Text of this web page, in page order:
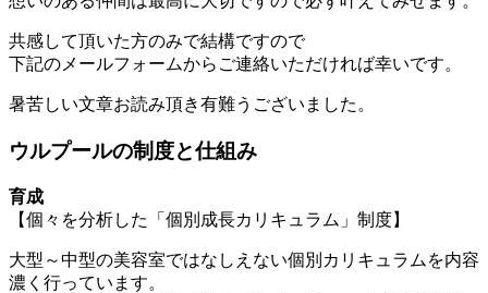
共感して頂いた方のみで結構ですので
下記のメールフォームからご連絡いただければ幸いです。
暑苦しい文章お読み頂き有難うございました。
ウルプールの制度と仕組み
育成
【個々を分析した「個別成長カリキュラム」制度】
大型～中型の美容室ではなしえない個別カリキュラムを内容
濃く行っています。